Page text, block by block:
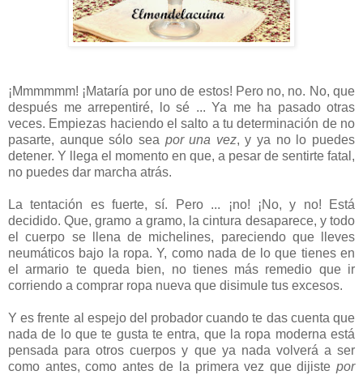
¡Mmmmmm! ¡Mataría por uno de estos! Pero no, no. No, que
después me arrepentiré, lo sé ... Ya me ha pasado otras
veces. Empiezas haciendo el salto a tu determinación de no
pasarte, aunque sólo sea por una vez, y ya no lo puedes
detener. Y llega el momento en que, a pesar de sentirte fatal,
no puedes dar marcha atrás.
La tentación es fuerte, sí. Pero ... ¡no! ¡No, y no! Está
decidido. Que, gramo a gramo, la cintura desaparece, y todo
el cuerpo se llena de michelines, pareciendo que lleves
neumáticos bajo la ropa. Y, como nada de lo que tienes en
el armario te queda bien, no tienes más remedio que ir
corriendo a comprar ropa nueva que disimule tus excesos.
Y es frente al espejo del probador cuando te das cuenta que
nada de lo que te gusta te entra, que la ropa moderna está
pensada para otros cuerpos y que ya nada volverá a ser
como antes, como antes de la primera vez que dijiste por